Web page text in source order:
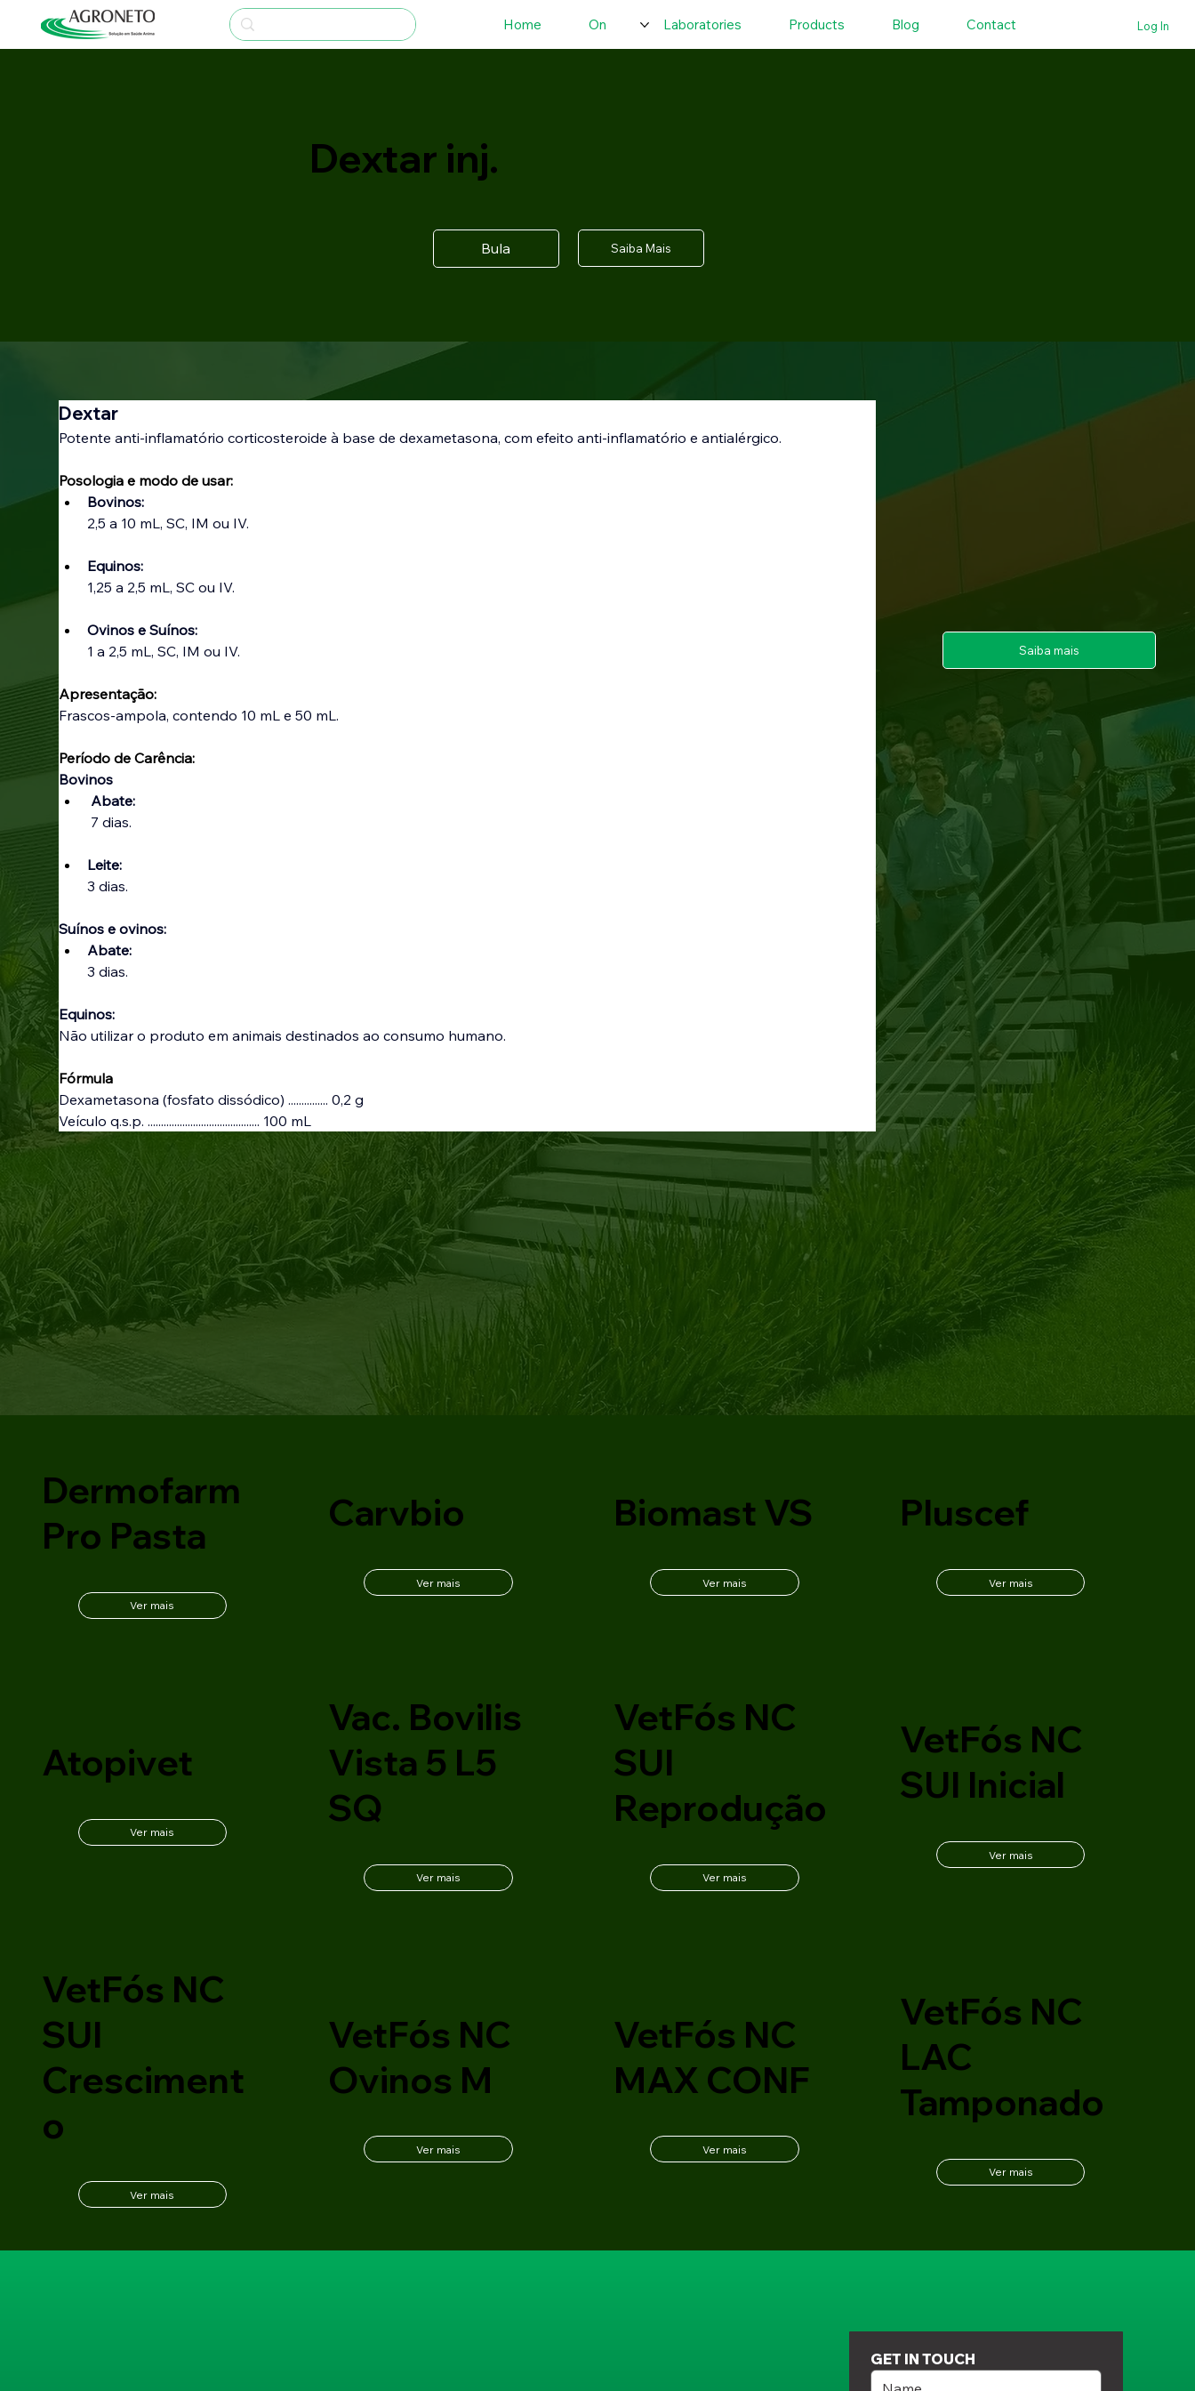
Home On Laboratories Products Blog Contact Log In
Dextar inj.
Bula Saiba Mais
Dextar
Potente anti-inflamatório corticosteroide à base de dexametasona, com efeito anti-inflamatório e antialérgico.
Posologia e modo de usar:
Bovinos:
2,5 a 10 mL, SC, IM ou IV.
Equinos:
1,25 a 2,5 mL, SC ou IV.
Ovinos e Suínos:
1 a 2,5 mL, SC, IM ou IV.
Apresentação:
Frascos-ampola, contendo 10 mL e 50 mL.
Período de Carência:
Bovinos
Abate:
7 dias.
Leite:
3 dias.
Suínos e ovinos:
Abate:
3 dias.
Equinos:
Não utilizar o produto em animais destinados ao consumo humano.
Fórmula
Dexametasona (fosfato dissódico) ............... 0,2 g
Veículo q.s.p. .......................................... 100 mL
Saiba mais
Dermofarm
Pro Pasta
Ver mais
Carvbio
Ver mais
Biomast VS
Ver mais
Pluscef
Ver mais
Atopivet
Ver mais
Vac. Bovilis
Vista 5 L5
SQ
Ver mais
VetFós NC
SUI
Reprodução
Ver mais
VetFós NC
SUI Inicial
Ver mais
VetFós NC
SUI
Cresciment
o
Ver mais
VetFós NC
Ovinos M
Ver mais
VetFós NC
MAX CONF
Ver mais
VetFós NC
LAC
Tamponado
Ver mais
GET IN TOUCH